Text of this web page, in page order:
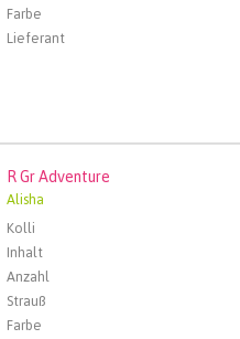
Farbe
Lieferant
R Gr Adventure
Alisha
Kolli
Inhalt
Anzahl
Strauß
Farbe